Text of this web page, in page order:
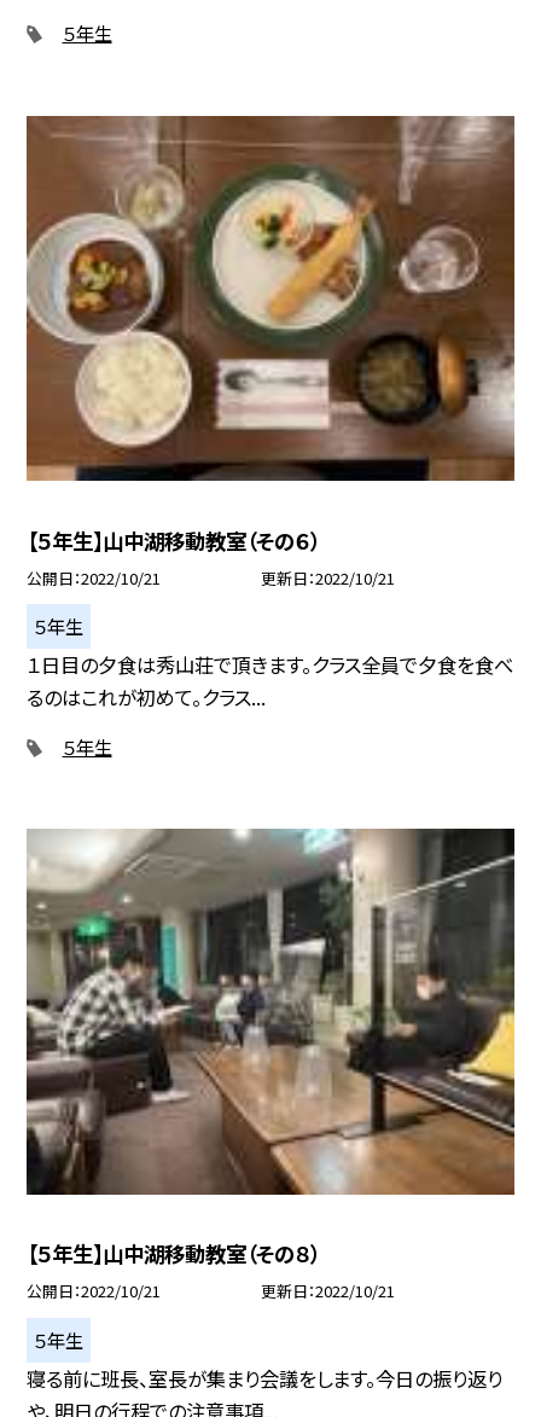
５年生
【５年生】山中湖移動教室（その６）
公開日 2022/10/21 更新日 2022/10/21
５年生
１日目の夕食は秀山荘で頂きます。クラス全員で夕食を食べ
るのはこれが初めて。クラス...
５年生
【５年生】山中湖移動教室（その８）
公開日 2022/10/21 更新日 2022/10/21
５年生
寝る前に班長、室長が集まり会議をします。今日の振り返り
や、明日の行程での注意事項...